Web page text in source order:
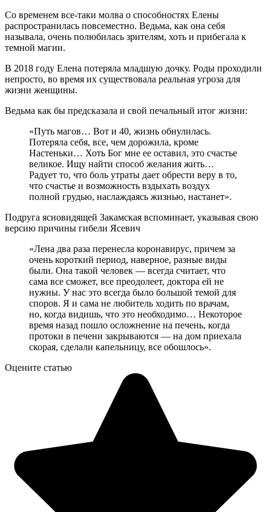
Со временем все-таки молва о способностях Елены
распространилась повсеместно. Ведьма, как она себя
называла, очень полюбилась зрителям, хоть и прибегала к
темной магии.
В 2018 году Елена потеряла младшую дочку. Роды проходили
непросто, во время их существовала реальная угроза для
жизни женщины.
Ведьма как бы предсказала и свой печальный итог жизни:
«Путь магов… Вот и 40, жизнь обнулилась.
Потеряла себя, все, чем дорожила, кроме
Настеньки… Хоть Бог мне ее оставил, это счастье
великое. Ищу найти способ желания жить…
Радует то, что боль утраты дает обрести веру в то,
что счастье и возможность вздыхать воздух
полной грудью, наслаждаясь жизнью, настанет».
Подруга ясновидящей Закамская вспоминает, указывая свою
версию причины гибели Ясевич
«Лена два раза перенесла коронавирус, причем за
очень короткий период, наверное, разные виды
были. Она такой человек — всегда считает, что
сама все сможет, все преодолеет, доктора ей не
нужны. У нас это всегда было большой темой для
споров. Я и сама не любитель ходить по врачам,
но, когда видишь, что это необходимо… Некоторое
время назад пошло осложнение на печень, когда
протоки в печени закрываются — на дом приехала
скорая, сделали капельницу, все обошлось».
Оцените статью